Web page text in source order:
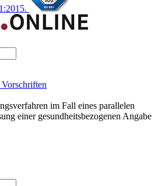
im Fall eines parallelen
einer gesundheitsbezogenen Angabe